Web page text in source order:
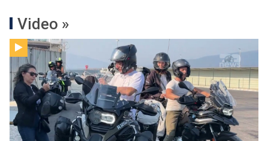
Video »